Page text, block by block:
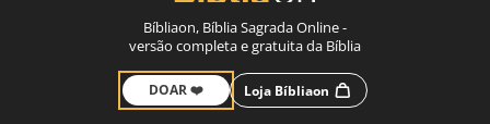
Bíbliaon, Bíblia Sagrada Online -
versão completa e gratuita da Bíblia
DOAR ❤️ Loja Bíbliaon